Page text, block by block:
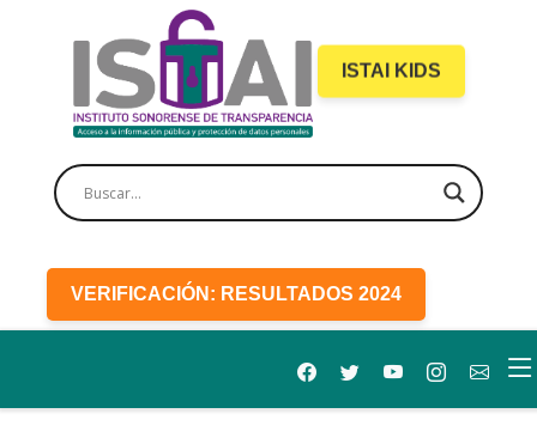
ISTAI KIDS
VERIFICACIÓN: RESULTADOS 2024